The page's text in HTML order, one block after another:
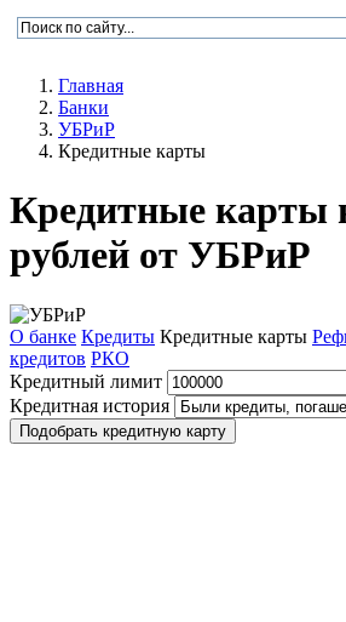
Главная
Банки
УБРиР
Кредитные карты
Кредитные карты
рублей от УБРиР
О банке Кредиты Кредитные карты
кредитов РКО
Кредитный лимит
Кредитная история
Подобрать кредитную карту